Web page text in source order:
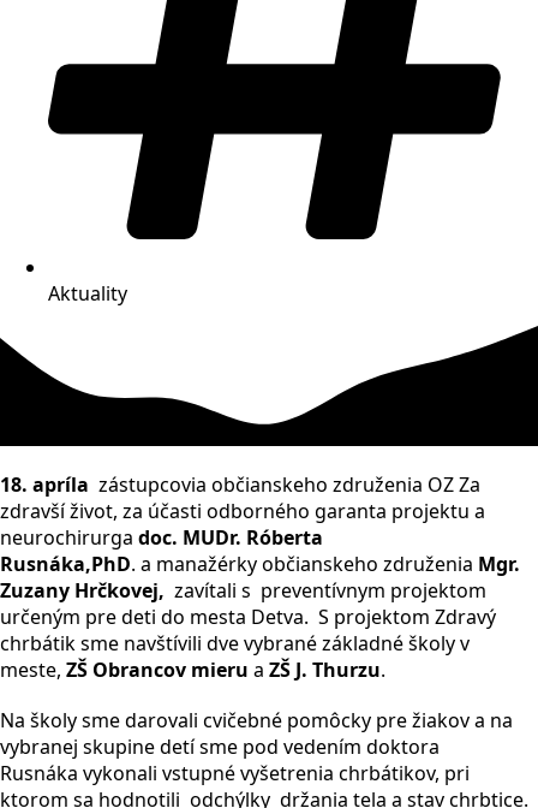
Aktuality
18. apríla zástupcovia občianskeho združenia OZ Za
zdravší život, za účasti odborného garanta projektu a
neurochirurga doc. MUDr. Róberta
Rusnáka,PhD. a manažérky občianskeho združenia Mgr.
Zuzany Hrčkovej, zavítali s preventívnym projektom
určeným pre deti do mesta Detva. S projektom Zdravý
chrbátik sme navštívili dve vybrané základné školy v
meste, ZŠ Obrancov mieru a ZŠ J. Thurzu.
Na školy sme darovali cvičebné pomôcky pre žiakov a na
vybranej skupine detí sme pod vedením doktora
Rusnáka vykonali vstupné vyšetrenia chrbátikov, pri
ktorom sa hodnotili odchýlky držania tela a stav chrbtice.